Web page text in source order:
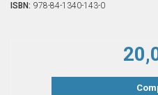
ISBN: 978-84-1340-143-0